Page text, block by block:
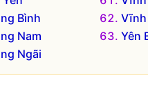
Bình
Nam
Ngãi
Yên